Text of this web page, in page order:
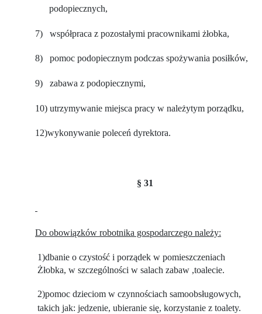
podopiecznych,
7) współpraca z pozostałymi pracownikami żłobka,
8) pomoc podopiecznym podczas spożywania posiłków,
9) zabawa z podopiecznymi,
10) utrzymywanie miejsca pracy w należytym porządku,
12)wykonywanie poleceń dyrektora.
§ 31
Do obowiązków robotnika gospodarczego należy:
1)dbanie o czystość i porządek w pomieszczeniach
Żłobka, w szczególności w salach zabaw ,toalecie.
2)pomoc dzieciom w czynnościach samoobsługowych,
takich jak: jedzenie, ubieranie się, korzystanie z toalety.